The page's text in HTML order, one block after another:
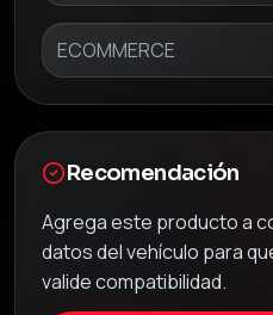
ECOMMERCE
Recomendación
Agrega este producto a
datos del vehículo para
valide compatibilidad.